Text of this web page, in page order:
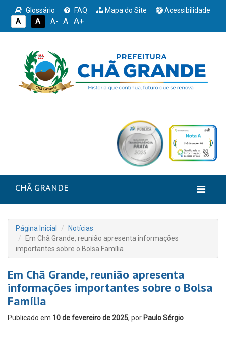
Glossário FAQ Mapa do Site
Acessibilidade
A
A A- A A+
CHÃ GRANDE
Página Inicial
Notícias
Em Chã Grande, reunião apresenta informações
importantes sobre o Bolsa Família
Em Chã Grande, reunião apresenta
informações importantes sobre o Bolsa
Família
Publicado em 10 de fevereiro de 2025, por Paulo Sérgio